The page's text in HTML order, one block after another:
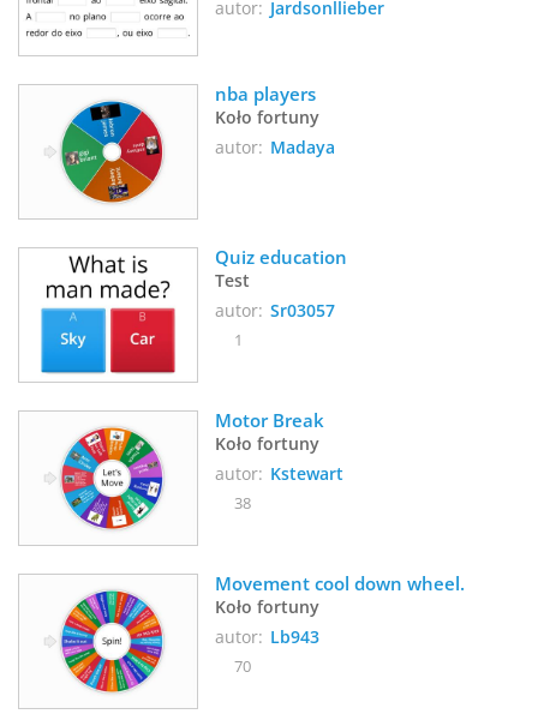
autor: Jardsonllieber
nba players
Koło fortuny
autor: Madaya
Quiz education
Test
autor: Sr03057
1
Motor Break
Koło fortuny
autor: Kstewart
38
Movement cool down wheel.
Koło fortuny
autor: Lb943
70